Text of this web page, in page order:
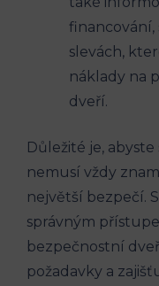
financování,
slevách,
náklady na
dveří.
Důležité je,
nemusí vždy
největší bezpečí.
správným
bezpečnostní
požadavky a